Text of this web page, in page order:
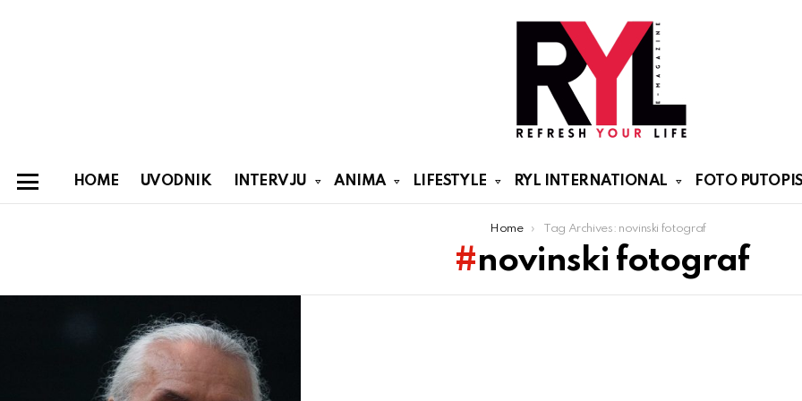
HOME UVODNIK INTERVJU ANIMA LIFESTYLE RYL INTERNATIONAL FOTO PUTOPISI
Home Tag Archives: novinski fotograf
novinski fotograf